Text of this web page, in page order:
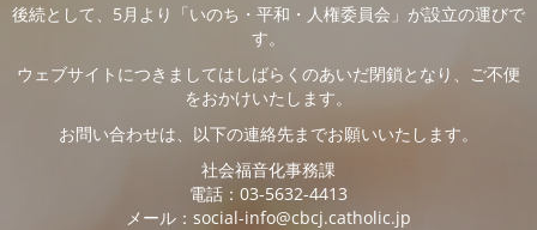
後続として、5月より「いのち・平和・人権委員会」が設立の運びで
す。
ウェブサイトにつきましてはしばらくのあいだ閉鎖となり、ご不便
をおかけいたします。
お問い合わせは、以下の連絡先までお願いいたします。
社会福音化事務課
電話：03-5632-4413
メール：social-info@cbcj.catholic.jp